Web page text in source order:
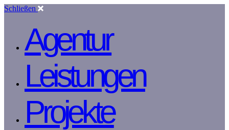
Schließen
Agentur
Leistungen
Projekte